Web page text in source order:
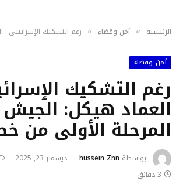
الرئيسية » أمن وقضاء » رغم التشكيك الٳسرائيلي.. العماد هيكل:
أمن وقضاء
رغم التشكيك
العماد هيكل:
المرحلة الأولى من
بواسطة hussein Znn ديسمبر 23, 2025
3 دقائق